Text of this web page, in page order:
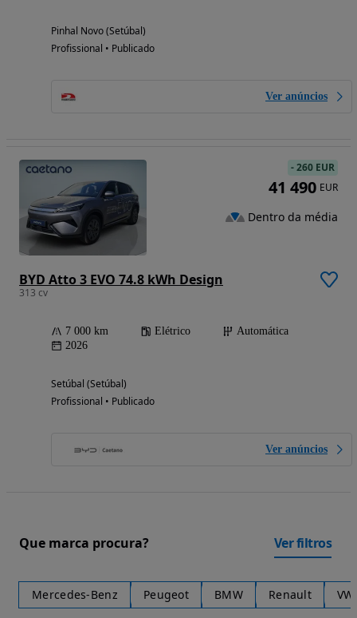
Pinhal Novo (Setúbal)
Profissional • Publicado
Ver anúncios
BYD Atto 3 EVO 74.8 kWh Design
313 cv
7 000 km Elétrico
Automática
2026
Setúbal (Setúbal)
Profissional • Publicado
Ver anúncios
-260 EUR
41 490 EUR
Dentro da média
Que marca procura? Ver filtros
Mercedes-Benz Peugeot BMW Renault VW